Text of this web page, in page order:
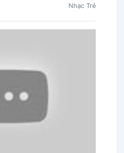
Nhạc Trẻ